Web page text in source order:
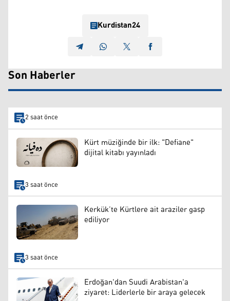
Kurdistan24
Son Haberler
2 saat önce
Kürt müziğinde bir ilk: "Defiane"
dijital kitabı yayınladı
3 saat önce
Kerkük’te Kürtlere ait araziler gasp
ediliyor
3 saat önce
Erdoğan'dan Suudi Arabistan'a
ziyaret: Liderlerle bir araya gelecek